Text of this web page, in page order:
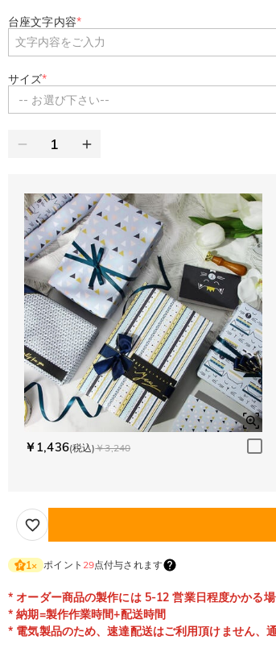
台座文字内容*
サイズ*
-- お選び下さい--
￥1,436(税込)￥3,240
1× ポイント 29点付与されます
* オーダー商品の製作には 5-12 営業日程度かかる場
* 納期=製作作業時間+配送時間
* 電気製品のため、速達配送はご利用頂けません、